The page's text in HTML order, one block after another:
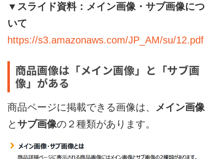
▼スライド資料：メイン画像・サブ画像につ
いて
https://s3.amazonaws.com/JP_AM/su/12.pdf
商品画像は「メイン画像」と「サブ画
像」がある
商品ページに掲載できる画像は、
メイン画像
とサブ画像の２種類があります。